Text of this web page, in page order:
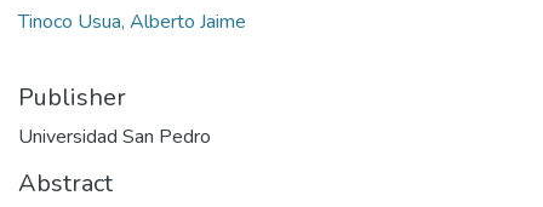
Tinoco Usua, Alberto Jaime
Publisher
Universidad San Pedro
Abstract